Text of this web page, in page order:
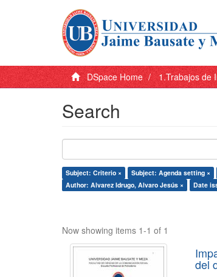
DSpace Home 1.Trabajos de
Search
Subject: Criterio × Subject: Agenda setting ×
Author: Alvarez Idrugo, Alvaro Jesús ×
Date
Now showing items 1-1 of 1
del